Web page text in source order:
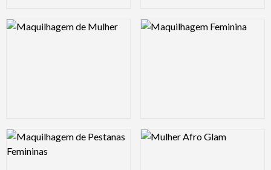
Logo Preview Image Logo Preview Image
Logo Preview Image Logo Preview Image